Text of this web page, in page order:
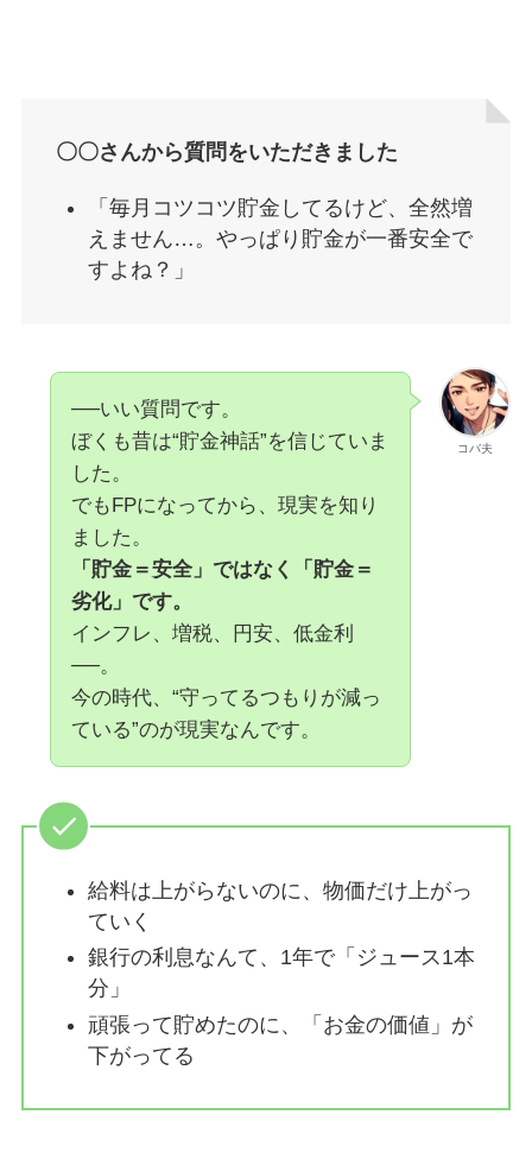
〇〇さんから質問をいただきました
「毎月コツコツ貯金してるけど、全然増
えません…。やっぱり貯金が一番安全で
すよね？」
コバ夫
──いい質問です。
ぼくも昔は“貯金神話”を信じていま
した。
でもFPになってから、現実を知り
ました。
「貯金＝安全」ではなく「貯金＝
劣化」です。
インフレ、増税、円安、低金利
──。
今の時代、“守ってるつもりが減っ
ている”のが現実なんです。
給料は上がらないのに、物価だけ上がっ
ていく
銀行の利息なんて、1年で「ジュース1本
分」
頑張って貯めたのに、「お金の価値」が
下がってる